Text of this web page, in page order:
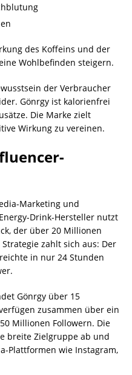
des Koffeins und der
Wohlbefinden steigern.
der Verbraucher
Gönrgy ist kalorienfrei
Die Marke zielt
Wirkung zu vereinen.
Marketing und
Drink-Hersteller nutzt
der über 20 Millionen
zahlt sich aus: Der
in nur 24 Stunden
Gönrgy über 15
zusammen über ein
Millionen Followern. Die
breite Zielgruppe ab und
Plattformen wie Instagram,